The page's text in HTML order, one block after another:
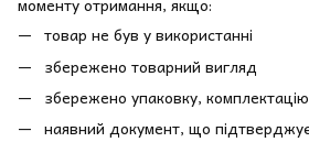
товар не був у використанні
збережено товарний вигляд
збережено упаковку,
наявний документ, що